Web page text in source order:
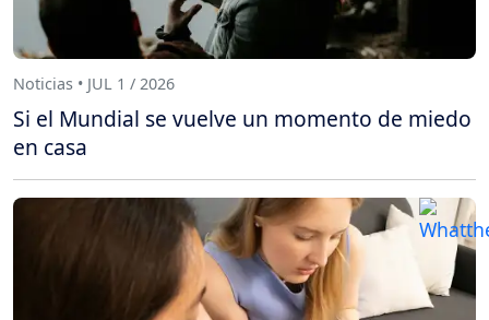
Noticias • JUL 1 / 2026
Si el Mundial se vuelve un momento de miedo
en casa